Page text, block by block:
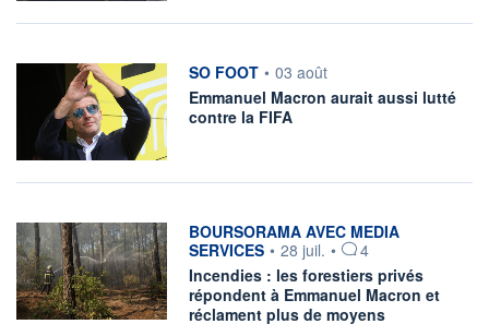
information fournie par
SO FOOT • 03 août
Emmanuel Macron aurait aussi lutté
contre la FIFA
information fournie par
BOURSORAMA AVEC MEDIA
SERVICES • 28 juil. •
4
Incendies : les forestiers privés
répondent à Emmanuel Macron et
réclament plus de moyens